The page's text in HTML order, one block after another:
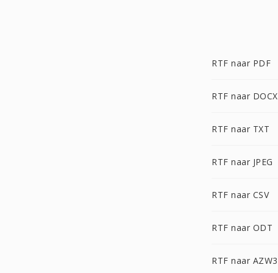
RTF naar PDF
RTF naar DOCX
RTF naar TXT
RTF naar JPEG
RTF naar CSV
RTF naar ODT
RTF naar AZW3